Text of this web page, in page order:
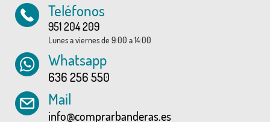
Teléfonos
951 204 209
Lunes a viernes de 9:00 a 14:00
Whatsapp
636 256 550
Mail
info@comprarbanderas.es